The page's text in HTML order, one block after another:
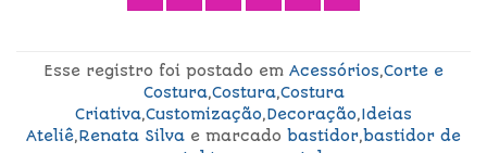
Esse registro foi postado em Acessórios,Corte e
Costura,Costura,Costura
Criativa,Customização,Decoração,Ideias
Ateliê,Renata Silva e marcado bastidor,bastidor de